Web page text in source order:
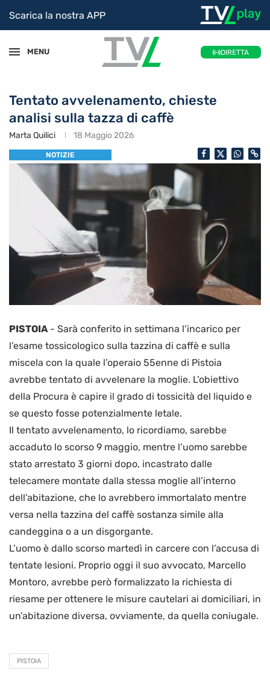
Scarica la nostra APP
MENU DIRETTA
Tentato avvelenamento, chieste
analisi sulla tazza di caffè
Marta Quilici 18 Maggio 2026
NOTIZIE
PISTOIA- Sarà conferito in settimana l’incarico per
l’esame tossicologico sulla tazzina di caffè e sulla
miscela con la quale l’operaio 55enne di Pistoia
avrebbe tentato di avvelenare la moglie. L’obiettivo
della Procura è capire il grado di tossicità del liquido e
se questo fosse potenzialmente letale.
Il tentato avvelenamento, lo ricordiamo, sarebbe
accaduto lo scorso 9 maggio, mentre l’uomo sarebbe
stato arrestato 3 giorni dopo, incastrato dalle
telecamere montate dalla stessa moglie all’interno
dell’abitazione, che lo avrebbero immortalato mentre
versa nella tazzina del caffè sostanza simile alla
candeggina o a un disgorgante.
L’uomo è dallo scorso martedì in carcere con l’accusa di
tentate lesioni. Proprio oggi il suo avvocato, Marcello
Montoro, avrebbe però formalizzato la richiesta di
riesame per ottenere le misure cautelari ai domiciliari, in
un’abitazione diversa, ovviamente, da quella coniugale.
PISTOIA